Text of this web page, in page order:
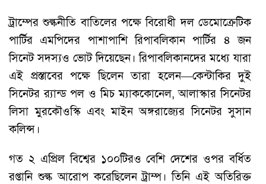
ট্রাম্পের শুল্কনীতি বাতিলের পক্ষে বিরোধী দল ডেমোক্রেটিক
পার্টির এমপিদের পাশাপাশি রিপাবলিকান পার্টির ৪ জন
সিনেট সদস্যও ভোট দিয়েছেন। রিপাবলিকানদের মধ্যে যারা
এই প্রস্তাবের পক্ষে ছিলেন তারা হলেন—কেন্টাকির দুই
সিনেটর র‍্যান্ড পল ও মিচ ম্যাককোনেল, আলাস্কার সিনেটর
লিসা মুরকৌওস্কি এবং মাইন অঙ্গরাজ্যের সিনেটর সুসান
কলিন্স।
গত ২ এপ্রিল বিশ্বের ১০০টিরও বেশি দেশের ওপর বর্ধিত
রপ্তানি শুল্ক আরোপ করেছিলেন ট্রাম্প। তিনি এই অতিরিক্ত